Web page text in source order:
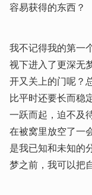
容易获得的东西？
我不记得我的第一
视下进入了更深无
开又关上的门呢？
比平时还要长而稳
一跃而起，迫不及
在被窝里放空了一
是我已知和未知的
梦之前，我可以把